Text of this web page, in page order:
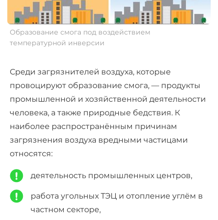
Образование смога под воздействием
температурной инверсии
Среди загрязнителей воздуха, которые
провоцируют образование смога, — продукты
промышленной и хозяйственной деятельности
человека, а также природные бедствия. К
наиболее распространённым причинам
загрязнения воздуха вредными частицами
относятся:
деятельность промышленных центров,
работа угольных ТЭЦ и отопление углём в
частном секторе,